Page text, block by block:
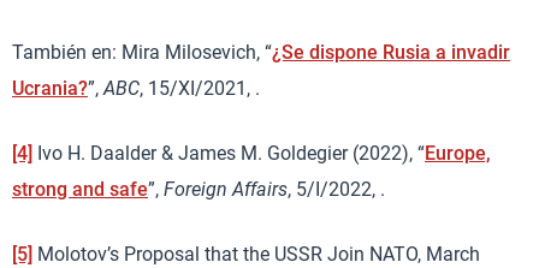
También en: Mira Milosevich, “¿Se dispone Rusia a invadir
Ucrania?”, ABC, 15/XI/2021, .
[4] Ivo H. Daalder & James M. Goldegier (2022), “Europe,
strong and safe”, Foreign Affairs, 5/I/2022, .
[5] Molotov’s Proposal that the USSR Join NATO, March